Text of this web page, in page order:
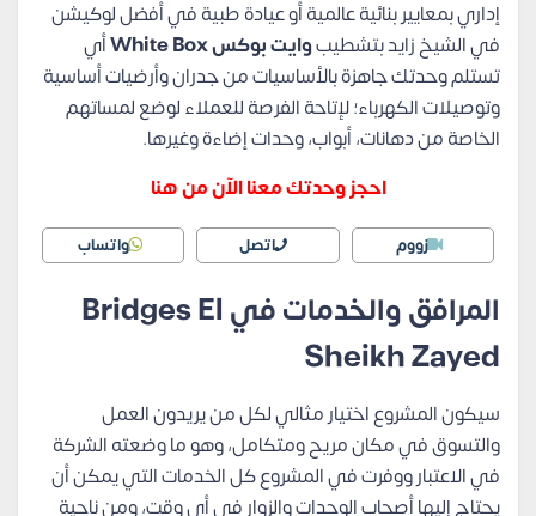
إداري بمعايير بنائية عالمية أو عيادة طبية في أفضل لوكيشن
في الشيخ زايد بتشطيبوايت بوكس White Box
أي
تستلم وحدتك جاهزة بالأساسيات من جدران وأرضيات أساسية
وتوصيلات الكهرباء؛ لإتاحة الفرصة للعملاء لوضع لمساتهم
الخاصة من دهانات، أبواب، وحدات إضاءة وغيرها.
احجز وحدتك معنا الآن من هنا
زووم اتصل واتساب
المرافق والخدمات في Bridges El
Sheikh Zayed
سيكون المشروع اختيار مثالي لكل من يريدون العمل
والتسوق في مكان مريح ومتكامل، وهو ما وضعته الشركة
في الاعتبار ووفرت في المشروع كل الخدمات التي يمكن أن
يحتاج إليها أصحاب الوحدات والزوار في أي وقت، ومن ناحية